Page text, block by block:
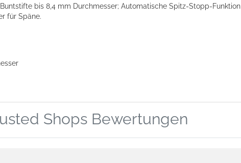
bis 8,4 mm Durchmesser; Automatische Spitz-Stopp-
für Späne.
Shops Bewertungen